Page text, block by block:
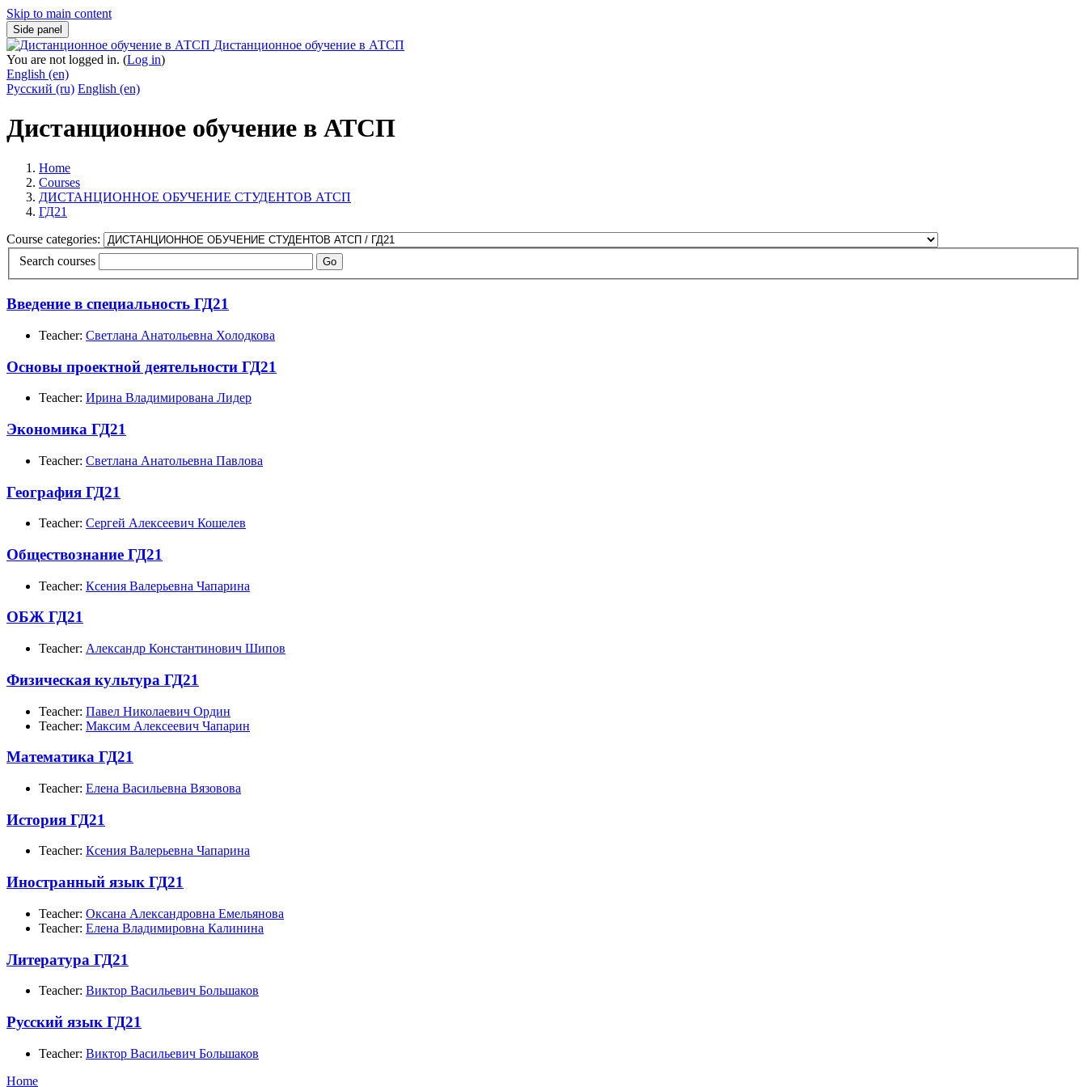
Skip to main content
Side panel
Дистанционное обучение в АТСП
You are not logged in. (Log in)
English ‎(en)‎
Русский ‎(ru)‎ English ‎(en)‎
Дистанционное обучение в АТСП
Home
Courses
ДИСТАНЦИОННОЕ ОБУЧЕНИЕ СТУДЕНТОВ АТСП
ГД21
Course categories:
Search courses
Go
Введение в специальность ГД21
Teacher: Светлана Анатольевна Холодкова
Основы проектной деятельности ГД21
Teacher: Ирина Владимирована Лидер
Экономика ГД21
Teacher: Светлана Анатольевна Павлова
География ГД21
Teacher: Сергей Алексеевич Кошелев
Обществознание ГД21
Teacher: Ксения Валерьевна Чапарина
ОБЖ ГД21
Teacher: Александр Константинович Шипов
Физическая культура ГД21
Teacher: Павел Николаевич Ордин
Teacher: Максим Алексеевич Чапарин
Математика ГД21
Teacher: Елена Васильевна Вязовова
История ГД21
Teacher: Ксения Валерьевна Чапарина
Иностранный язык ГД21
Teacher: Оксана Александровна Емельянова
Teacher: Елена Владимировна Калинина
Литература ГД21
Teacher: Виктор Васильевич Большаков
Русский язык ГД21
Teacher: Виктор Васильевич Большаков
Home